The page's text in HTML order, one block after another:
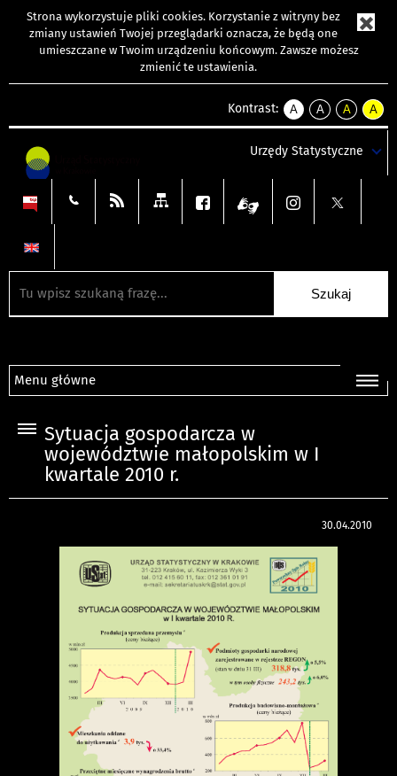
Strona wykorzystuje pliki cookies. Korzystanie z witryny bez
zmiany ustawień Twojej przeglądarki oznacza, że będą one
umieszczane w Twoim urządzeniu końcowym. Zawsze możesz
zmienić te ustawienia.
Kontrast:
A
kontrast
A
kontrast
tekst
czarnym
A
kontrast
tekst
czarnym
A
tekst
żółtym
Urzędy Statystyczne
Menu główne
Sytuacja gospodarcza w
województwie małopolskim w I
kwartale 2010 r.
30.04.2010